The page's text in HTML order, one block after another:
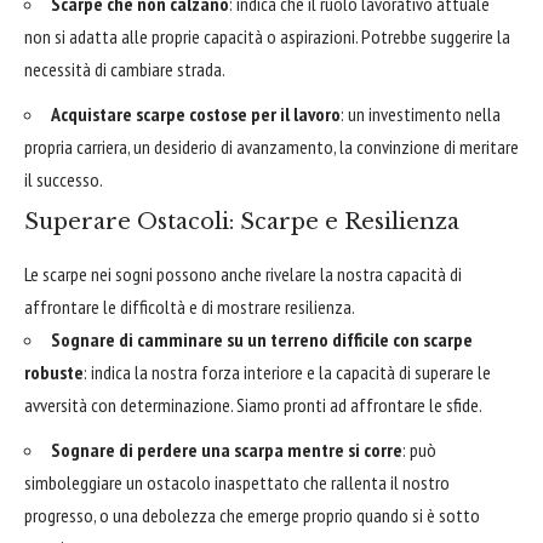
non si adatta alle proprie capacità o aspirazioni. Potrebbe suggerire la
necessità di cambiare strada.
Acquistare scarpe costose per il lavoro: un investimento nella
propria carriera, un desiderio di avanzamento, la convinzione di meritare
il successo.
Superare Ostacoli: Scarpe e Resilienza
Le scarpe nei sogni possono anche rivelare la nostra capacità di
affrontare le difficoltà e di mostrare resilienza.
Sognare di camminare su un terreno difficile con scarpe
robuste: indica la nostra forza interiore e la capacità di superare le
avversità con determinazione. Siamo pronti ad affrontare le sfide.
Sognare di perdere una scarpa mentre si corre: può
simboleggiare un ostacolo inaspettato che rallenta il nostro
progresso, o una debolezza che emerge proprio quando si è sotto